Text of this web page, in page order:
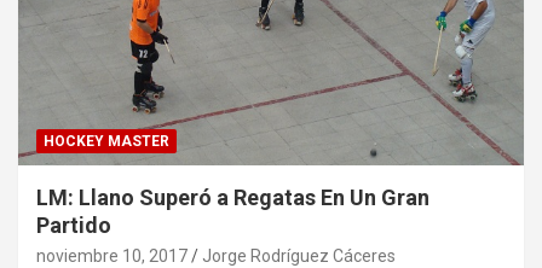
HOCKEY MASTER
LM: Llano Superó a Regatas En Un Gran
Partido
noviembre 10, 2017 Jorge Rodríguez Cáceres